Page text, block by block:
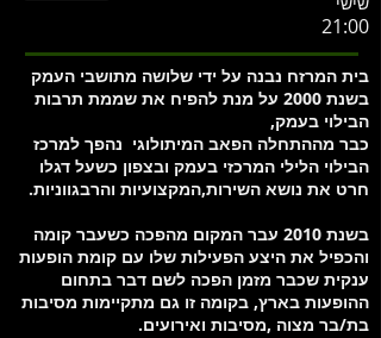
21:00
בית המרזח נבנה על ידי שלושה מתושבי העמק
בשנת 2000 על מנת להפיח את שממת תרבות
הבילוי בעמק,
כבר מההתחלה הפאב המיתולוגי נהפך למרכז
הבילוי הלילי המרכזי בעמק ובצפון כשעל דגלו
חרט את נושא השירות,המקצועיות והרבגווניות.
בשנת 2010 עבר המקום מהפכה כשעבר קומה
והכפיל את היצע הפעילות שלו עם קומת הופעות
ענקית שכבר מזמן הפכה לשם דבר בתחום
ההופעות בארץ, בקומה זו גם מתקיימות מסיבות
בת/בר מצוה ,מסיבות ואירועים.